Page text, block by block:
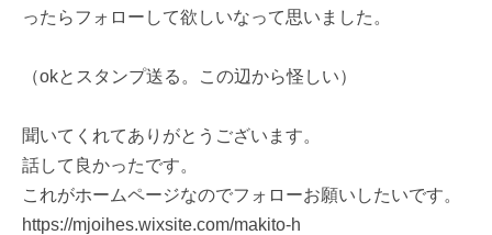
ったらフォローして欲しいなって思いました。
（okとスタンプ送る。この辺から怪しい）
聞いてくれてありがとうございます。
話して良かったです。
これがホームページなのでフォローお願いしたいです。
https://mjoihes.wixsite.com/makito-h